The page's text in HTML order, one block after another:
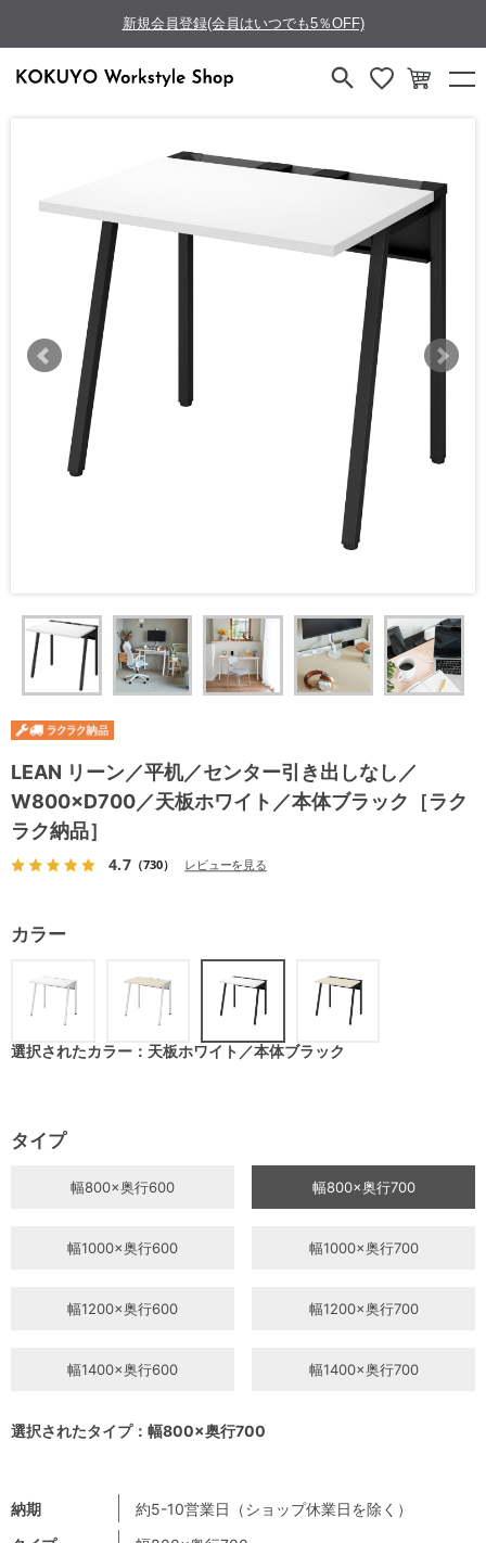
新規会員登録(会員はいつでも5％OFF)
LEAN リーン／平机／センター引き出しなし／
W800×D700／天板ホワイト／本体ブラック［ラク
ラク納品］
4.7（730） レビューを見る
納期
約5-10営業日（ショップ休業日を除く）
カラー
選択されたカラー：天板ホワイト／本体ブラック
タイプ
幅800×奥行600 幅800×奥行700
幅1000×奥行600 幅1000×奥行700
幅1200×奥行600 幅1200×奥行700
幅1400×奥行600 幅1400×奥行700
選択されたタイプ：幅800×奥行700